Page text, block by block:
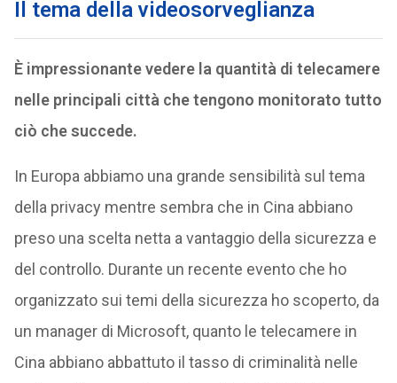
Il tema della videosorveglianza
È impressionante vedere la quantità di telecamere
nelle principali città che tengono monitorato tutto
ciò che succede.
In Europa abbiamo una grande sensibilità sul tema
della privacy mentre sembra che in Cina abbiano
preso una scelta netta a vantaggio della sicurezza e
del controllo. Durante un recente evento che ho
organizzato sui temi della sicurezza ho scoperto, da
un manager di Microsoft, quanto le telecamere in
Cina abbiano abbattuto il tasso di criminalità nelle